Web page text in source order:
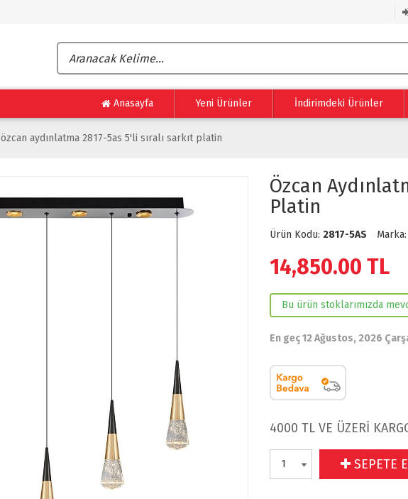
Anasayfa Yeni Ürünler İndirimdeki Ürünler
özcan aydınlatma 2817-5as 5'li sıralı sarkıt platin
Özcan
Platin
Ürün Kodu: 2817-5AS Marka:
14,850.00 TL
Bu ürün stoklarımızda
En geç 12 Ağustos, 2026
4000 TL VE ÜZERİ
SEPETE